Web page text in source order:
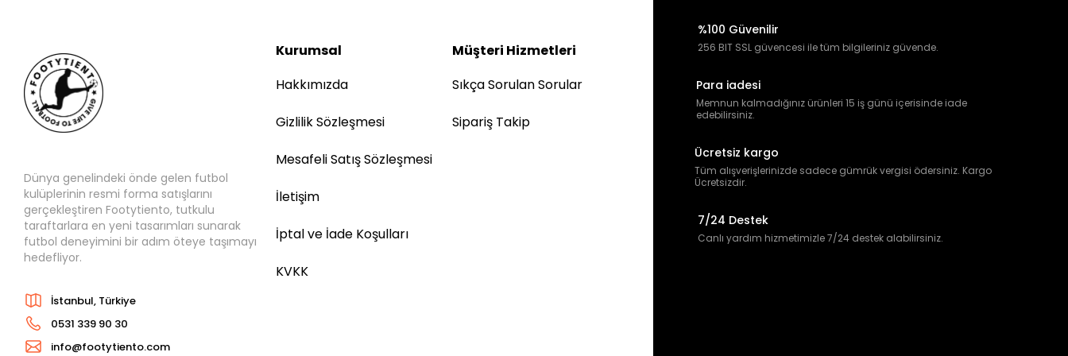
Dünya genelindeki önde gelen futbol
kulüplerinin resmi forma satışlarını
gerçekleştiren Footytiento, tutkulu
taraftarlara en yeni tasarımları sunarak
futbol deneyimini bir adım öteye taşımayı
hedefliyor.
İstanbul, Türkiye
0531 339 90 30
info@footytiento.com
Kurumsal
Hakkımızda
Gizlilik Sözleşmesi
Mesafeli Satış Sözleşmesi
İletişim
İptal ve İade Koşulları
KVKK
Müşteri Hizmetleri
Sıkça Sorulan Sorular
Sipariş Takip
%100 Güvenilir
256 BIT SSL güvencesi ile tüm bilgileriniz güvende.
Para iadesi
Memnun kalmadığınız ürünleri 15 iş günü içerisinde iade
edebilirsiniz.
Ücretsiz kargo
Tüm alışverişlerinizde sadece gümrük vergisi ödersiniz. Kargo
Ücretsizdir.
7/24 Destek
Canlı yardım hizmetimizle 7/24 destek alabilirsiniz.